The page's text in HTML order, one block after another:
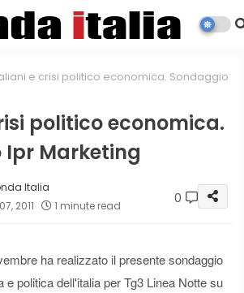
e crisi politico economica. Sondaggio
politico economica.
Ipr Marketing
Italia
2011
1 minute read 0
ha realizzato il presente sondaggio
politica dell'italia per Tg3 Linea Notte su